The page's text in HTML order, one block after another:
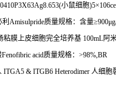
小鼠细胞)5×
Amisulpride质量规格：含量≥900μ
粘膜上皮细胞完全培养基 100mL阿
Fenofibric acid质量规格： >98%,BR
ITGA5 & ITGB6 Heterodimer 人细胞